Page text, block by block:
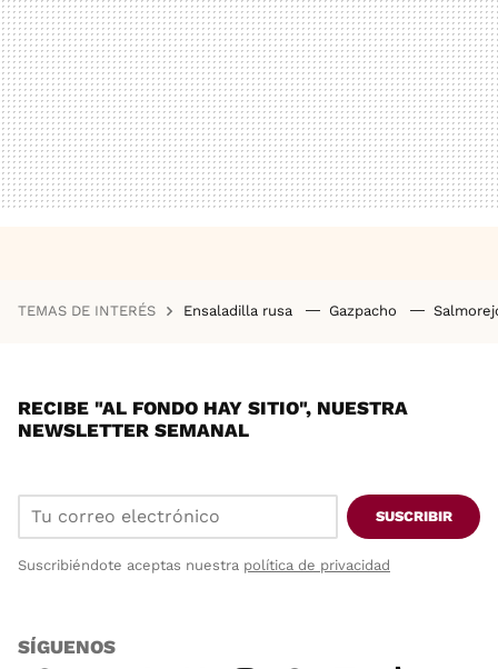
TEMAS DE INTERÉS Ensaladilla rusa Gazpacho
RECIBE "AL FONDO HAY SITIO", NUESTRA
NEWSLETTER SEMANAL
SUSCRIBIR
Suscribiéndote aceptas nuestra política de privacidad
SÍGUENOS